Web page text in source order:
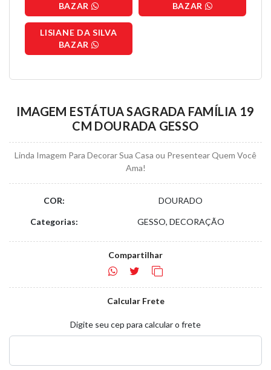
BAZAR
BAZAR
LISIANE DA SILVA
BAZAR
IMAGEM ESTÁTUA SAGRADA FAMÍLIA 19
CM DOURADA GESSO
Linda Imagem Para Decorar Sua Casa ou Presentear Quem Você
Ama!
COR: DOURADO
Categorias: GESSO, DECORAÇÃO
Compartilhar
Calcular Frete
Digite seu cep para calcular o frete